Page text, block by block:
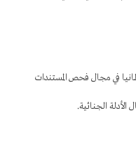
في مجال فحص المستندات